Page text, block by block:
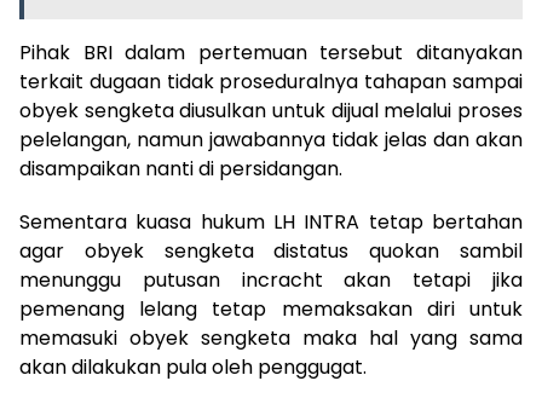
Pihak BRI dalam pertemuan tersebut ditanyakan
terkait dugaan tidak proseduralnya tahapan sampai
obyek sengketa diusulkan untuk dijual melalui proses
pelelangan, namun jawabannya tidak jelas dan akan
disampaikan nanti di persidangan.
Sementara kuasa hukum LH INTRA tetap bertahan
agar obyek sengketa distatus quokan sambil
menunggu putusan incracht akan tetapi jika
pemenang lelang tetap memaksakan diri untuk
memasuki obyek sengketa maka hal yang sama
akan dilakukan pula oleh penggugat.